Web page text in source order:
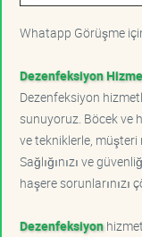
Whatapp Görüşme
Dezenfeksiyon
Dezenfeksiyon
sunuyoruz. Böcek ve
ve tekniklerle,
Sağlığınızı ve
haşere sorunlarınızı
Dezenfeksiyon